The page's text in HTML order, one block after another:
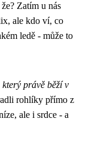
že? Zatím u nás
ale kdo ví, co
ledě - může to
právě běží v
rohlíky přímo z
ale i srdce - a